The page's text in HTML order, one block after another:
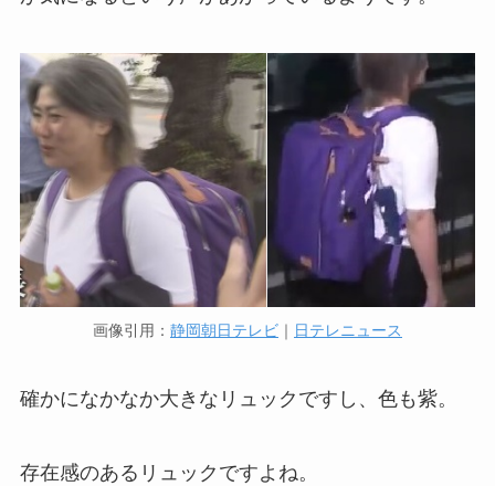
画像引用： 静岡朝日テレビ ｜ 日テレニュース
確かになかなか大きなリュックですし、色も紫。
存在感のあるリュックですよね。